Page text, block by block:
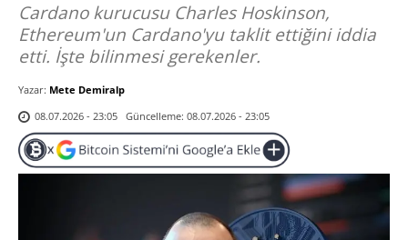
Cardano kurucusu Charles Hoskinson,
Ethereum'un Cardano'yu taklit ettiğini iddia
etti. İşte bilinmesi gerekenler.
Yazar: Mete Demiralp
08.07.2026 - 23:05 Güncelleme: 08.07.2026 - 23:05